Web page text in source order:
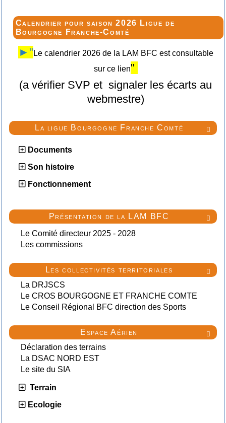

La ligue Bourgogne Franche Comté
Documents
Son histoire
Fonctionnement

Présentation de la LAM BFC
Le Comité directeur 2025 - 2028
Les commissions

Les collectivités territoriales
La DRJSCS
Le CROS BOURGOGNE ET FRANCHE COMTE
Le Conseil Régional BFC direction des Sports

Espace Aérien
Déclaration des terrains
La DSAC NORD EST
Le site du SIA
Terrain
Ecologie
Calendrier pour saison 2026 Ligue de
Bourgogne Franche-Comté
►" Le calendrier 2026 de la LAM BFC est consultable
sur ce lien"
(a vérifier SVP et signaler les écarts au
webmestre)